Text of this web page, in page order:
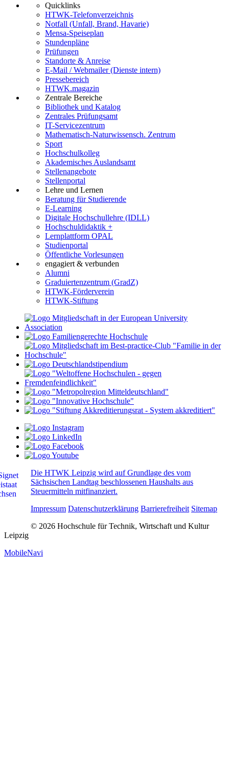
Quicklinks
HTWK-Telefonverzeichnis
Notfall (Unfall, Brand, Havarie)
Mensa-Speiseplan
Stundenpläne
Prüfungen
Standorte & Anreise
E-Mail / Webmailer (Dienste intern)
Pressebereich
HTWK.magazin
Zentrale Bereiche
Bibliothek und Katalog
Zentrales Prüfungsamt
IT-Servicezentrum
Mathematisch-Naturwissensch. Zentrum
Sport
Hochschulkolleg
Akademisches Auslandsamt
Stellenangebote
Stellenportal
Lehre und Lernen
Beratung für Studierende
E-Learning
Digitale Hochschullehre (IDLL)
Hochschuldidaktik +
Lernplattform OPAL
Studienportal
Öffentliche Vorlesungen
engagiert & verbunden
Alumni
Graduiertenzentrum (GradZ)
HTWK-Förderverein
HTWK-Stiftung
Die HTWK Leipzig wird auf Grundlage des vom
Sächsischen Landtag beschlossenen Haushalts aus
Steuermitteln mitfinanziert.
Impressum Datenschutzerklärung Barrierefreiheit Sitemap
© 2026 Hochschule für Technik, Wirtschaft und Kultur
Leipzig
MobileNavi